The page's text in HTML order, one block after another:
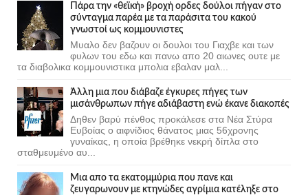
Πάρα την «θεϊκή» βροχή ορδες δούλοι πήγαν στο
σύνταγμα παρέα με τα παράσιτα του κακού
γνωστοί ως κομμουνιστες
Μυαλο δεν βαζουν οι δουλοι του Γιαχβε και των
φυλων του εδω και πανω απο 20 αιωνες ουτε με
τα διαβολικα κομμουνιστικα μπολια εβαλαν μαλ...
Άλλη μια που διάβαζε έγκυρες πήγες των
μισάνθρωπων πήγε αδιάβαστη ενώ έκανε διακοπές
Δηθεν βαρύ πένθος προκάλεσε στα Νέα Στύρα
Ευβοίας ο αιφνίδιος θάνατος μιας 56χρονης
γυναίκας, η οποία βρέθηκε νεκρή δίπλα στο
σταθμευμένο αυ...
Μια απο τα εκατομμύρια που πανε και
ζευγαρωνουν με κτηνώδες αγρίμια κατέληξε στο